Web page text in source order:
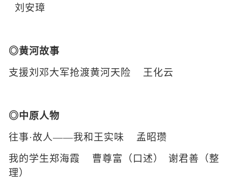
刘安璋
◎黄河故事
支援刘邓大军抢渡黄河天险 王化云
◎中原人物
往事·故人——我和王实味 孟昭瓒
我的学生郑海霞 曹尊富（口述）
谢君善（整
理）